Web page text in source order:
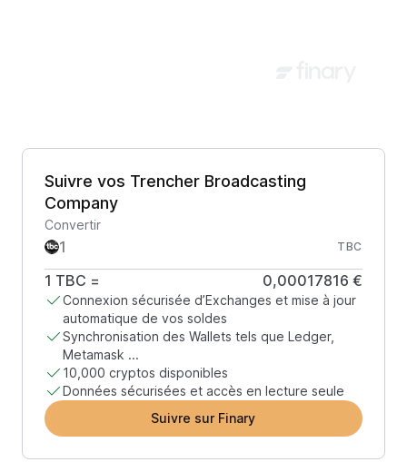
Suivre vos Trencher Broadcasting
Company
Convertir
TBC
1 TBC = 0,00017816 €
Connexion sécurisée d’Exchanges et mise à jour
automatique de vos soldes
Synchronisation des Wallets tels que Ledger,
Metamask ...
10,000 cryptos disponibles
Données sécurisées et accès en lecture seule
Suivre sur Finary